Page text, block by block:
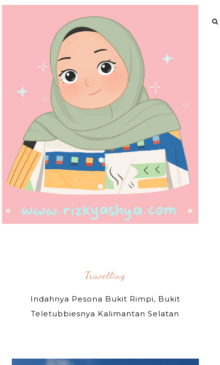
Travelling
Indahnya Pesona Bukit Rimpi, Bukit
Teletubbiesnya Kalimantan Selatan